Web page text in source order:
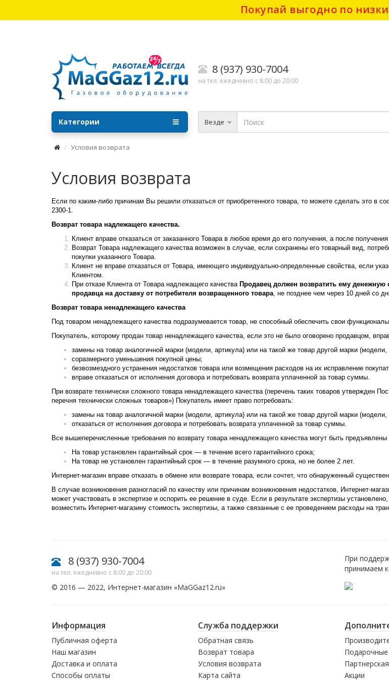
Покупай выгодно по
8 (937) 930-7004
на тел. ежедневно с 8:00 до 20:00
Везде
Категории
Условия возврата
Условия возврата
Если по каким-либо причинам Вы решили отказаться от приобретенного товара, то можете сделать это в
2300-1.
Возврат товара надлежащего качества.
Клиент вправе отказаться от заказанного Товара в любое время до его получения, а после
Возврат Товара надлежащего качества возможен в случае, если сохранены его товарный вид,
покупки указанного Товара.
Клиент не вправе отказаться от Товара, имеющего индивидуально-определенные свойства, если
Клиентом.
При отказе Клиента от Товара надлежащего качестваПродавец должен возвратить ему денежную
продавца на доставку от потребителя возвращенного товара, не позднее чем через 10 дней со
Возврат товара ненадлежащего качества
Под товаром ненадлежащего качества подразумевается товар, не способный обеспечить свои
Покупатель, которому продан товар ненадлежащего качества, если это не было оговорено продавцом,
замены на товар аналогичной марки (модели, артикула) или на такой же товар другой марки
соразмерного уменьшения покупной цены;
безвозмездного устранения недостатков товара или возмещения расходов на их исправление
вправе отказаться от исполнения договора и потребовать возврата уплаченной за товар суммы.
При возврате технически сложного товара ненадлежащего качества (перечень таких товаров утвержден
перечня технически сложных товаров») Покупатель имеет право потребовать:
замены на товар аналогичной марки (модели, артикула) или на такой же товар другой марки
отказаться от исполнения договора и потребовать возврата уплаченной за товар суммы.
Все вышеперечисленные требования по возврату товара ненадлежащего качества могут быть
На товар установлен гарантийный срок — в течение всего гарантийного срока;
На товар не установлен гарантийный срок — в течение разумного срока, но не более 2 лет.
Интернет-магазин вправе отказать в обмене или возврате товара, если сочтет, что обнаруженный
В случае возникновения разногласий по качеству или причинам возникновения недостатков, Интернет-
может участвовать в экспертизе и оспорить ее решение в суде. Если в результате экспертизы
возместить Интернет-магазину стоимость экспертизы, а также связанные с ее проведением расходы на
8 (937) 930-7004
на тел. ежедневно с 8:00 до 20:00
© 2016 — 2022, Интернет-магазин «MaGGaz12.ru»
При
принимаем
Информация
Публичная оферта
Наш магазин
Доставка и оплата
Способы оплаты
Служба поддержки
Обратная связь
Возврат товара
Условия возврата
Карта сайта
Акции